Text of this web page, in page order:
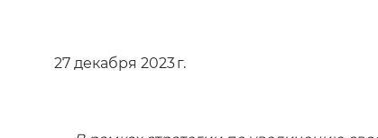
27 декабря 2023 г.